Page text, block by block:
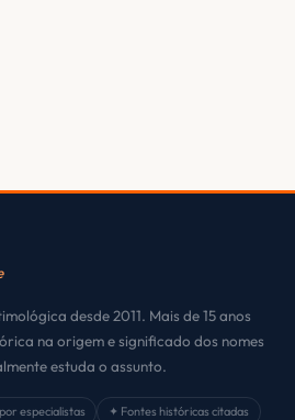
desde 2011. Mais de 15 anos
na origem e significado dos nomes
estuda o assunto.
especialistas
✦ Fontes históricas citadas